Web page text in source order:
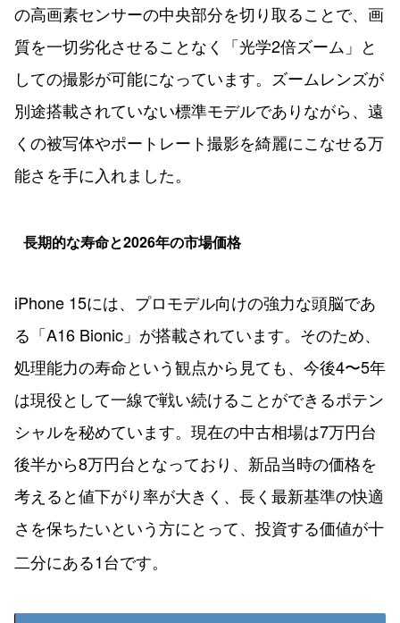
の高画素センサーの中央部分を切り取ることで、画
質を一切劣化させることなく「光学2倍ズーム」と
しての撮影が可能になっています。ズームレンズが
別途搭載されていない標準モデルでありながら、遠
くの被写体やポートレート撮影を綺麗にこなせる万
能さを手に入れました。
長期的な寿命と2026年の市場価格
iPhone 15には、プロモデル向けの強力な頭脳であ
る「A16 Bionic」が搭載されています。そのため、
処理能力の寿命という観点から見ても、今後4〜5年
は現役として一線で戦い続けることができるポテン
シャルを秘めています。現在の中古相場は7万円台
後半から8万円台となっており、新品当時の価格を
考えると値下がり率が大きく、長く最新基準の快適
さを保ちたいという方にとって、投資する価値が十
二分にある1台です。